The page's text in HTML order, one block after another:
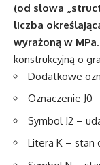
(od słowa
liczba
wyrażoną w MPa
konstrukcyjną o
Dodatkowe
Oznaczenie J0
Symbol J2 –
Litera K – stan